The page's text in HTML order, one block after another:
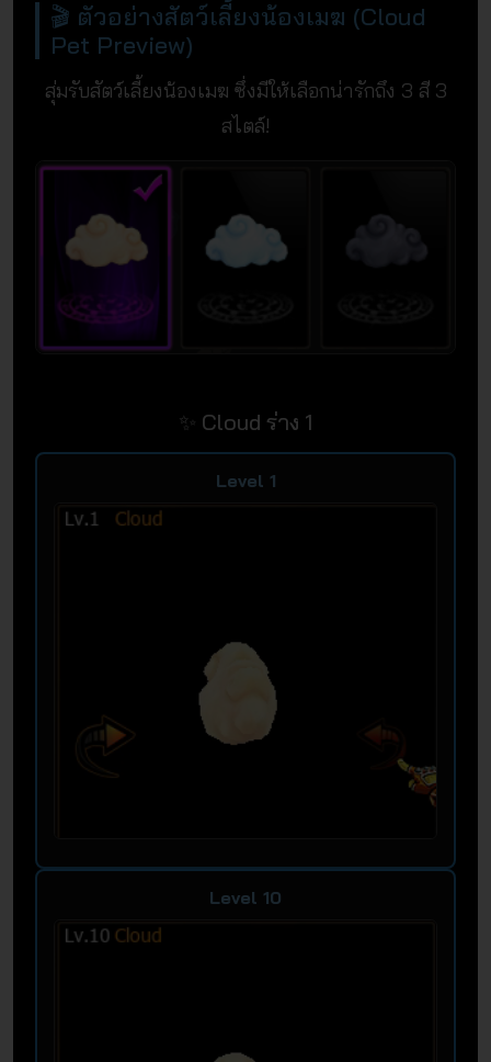
🎬 ตัวอย่างสัตว์เลี้ยงน้องเมฆ (Cloud
Pet Preview)
สุ่มรับสัตว์เลี้ยงน้องเมฆ ซึ่งมีให้เลือกน่ารักถึง 3 สี 3
สไตล์!
✨ Cloud ร่าง 1
Level 1
Level 10